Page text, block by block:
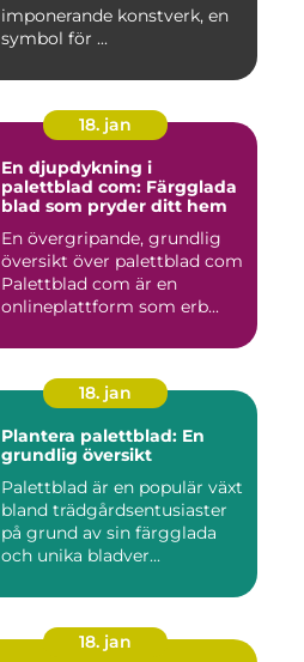
imponerande konstverk, en
symbol för ...
18. jan
En djupdykning i
palettblad com: Färgglada
blad som pryder ditt hem
En övergripande, grundlig
översikt över palettblad com
Palettblad com är en
onlineplattform som erb...
18. jan
Plantera palettblad: En
grundlig översikt
Palettblad är en populär växt
bland trädgårdsentusiaster
på grund av sin färgglada
och unika bladver...
18. jan